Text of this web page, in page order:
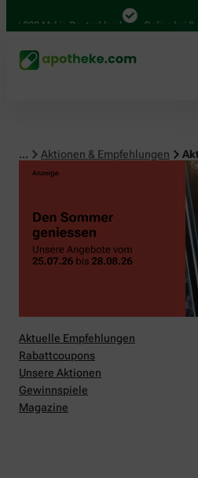
Mal in Deutschland Online bei Ihrer
... Aktionen & Empfehlungen
Aktuelle Empfehlungen
Rabattcoupons
Unsere Aktionen
Gewinnspiele
Magazine